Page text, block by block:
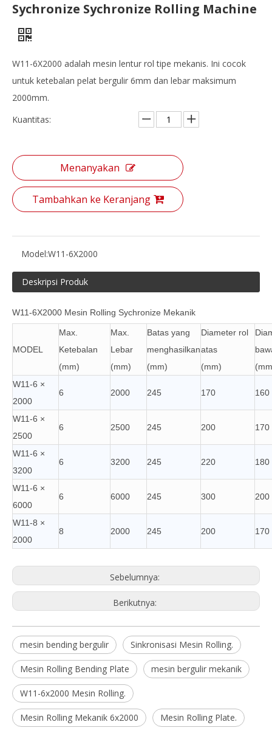
Sychronize Sychronize Rolling Machine
W11-6X2000 adalah mesin lentur rol tipe mekanis. Ini cocok
untuk ketebalan pelat bergulir 6mm dan lebar maksimum
2000mm.
Kuantitas:
Menanyakan
Tambahkan ke Keranjang
Model:W11-6X2000
Deskripsi Produk
W11-6X2000 Mesin Rolling Sychronize Mekanik
MODEL
Max.
Ketebalan
(mm)
Max.
Lebar
(mm)
Batas yang
menghasilkan
(mm)
Diameter rol
atas
(mm)
W11-6 ×
2000
6 2000 245 170 160
W11-6 ×
2500
6 2500 245 200 170
W11-6 ×
3200
6 3200 245 220 180
W11-6 ×
6000
6 6000 245 300 200
W11-8 ×
2000
8 2000 245 200 170
Sebelumnya:
Berikutnya:
mesin bending bergulir Sinkronisasi Mesin Rolling.
Mesin Rolling Bending Plate mesin bergulir mekanik
W11-6x2000 Mesin Rolling.
Mesin Rolling Mekanik 6x2000 Mesin Rolling Plate.